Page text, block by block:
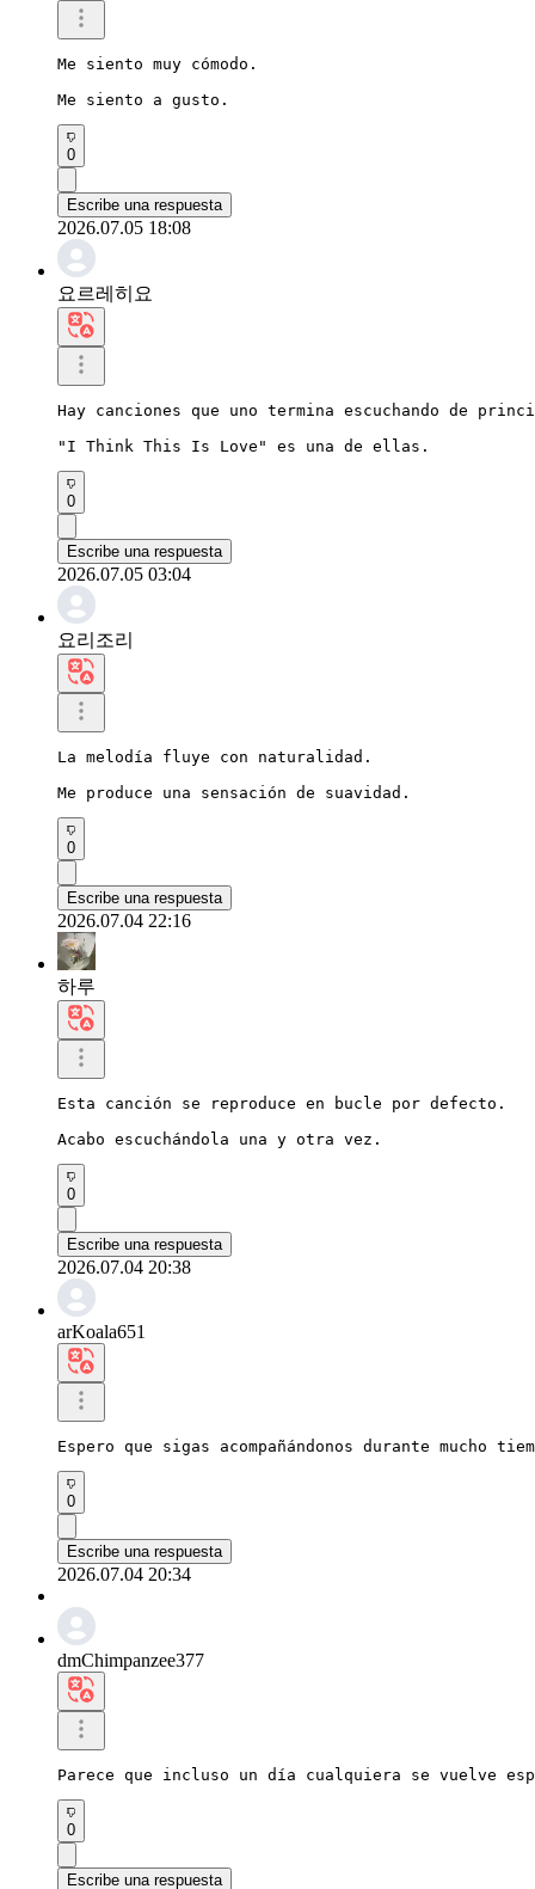
Me siento muy cómodo.
Me siento a gusto.
0
Escribe una respuesta
2026.07.05 18:08
요르레히요
Hay canciones que uno termina escuchando de
"I Think This Is Love" es una de ellas.
0
Escribe una respuesta
2026.07.05 03:04
요리조리
La melodía fluye con naturalidad.
Me produce una sensación de suavidad.
0
Escribe una respuesta
2026.07.04 22:16
하루
Esta canción se reproduce en bucle por defecto.
Acabo escuchándola una y otra vez.
0
Escribe una respuesta
2026.07.04 20:38
arKoala651
Espero que sigas acompañándonos durante mucho
0
Escribe una respuesta
2026.07.04 20:34
dmChimpanzee377
Parece que incluso un día cualquiera se vuelve
0
Escribe una respuesta